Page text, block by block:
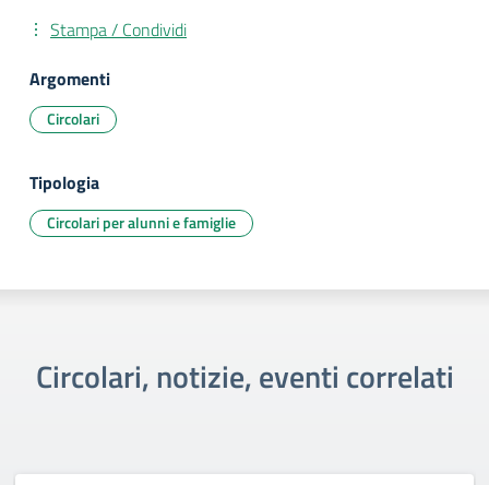
Stampa / Condividi
Argomenti
Circolari
Tipologia
Circolari per alunni e famiglie
Circolari, notizie, eventi correlati